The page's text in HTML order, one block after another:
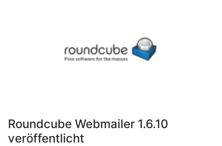
Roundcube Webmailer 1.6.10
veröffentlicht